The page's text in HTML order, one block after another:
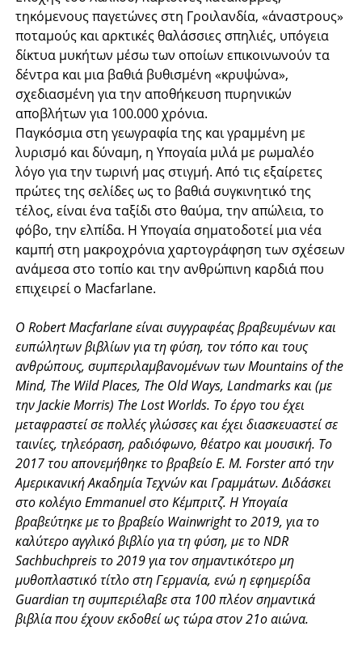
τηκόμενους παγετώνες στη Γροιλανδία, «άναστρους»
ποταμούς και αρκτικές θαλάσσιες σπηλιές, υπόγεια
δίκτυα μυκήτων μέσω των οποίων επικοινωνούν τα
δέντρα και μια βαθιά βυθισμένη «κρυψώνα»,
σχεδιασμένη για την αποθήκευση πυρηνικών
αποβλήτων για 100.000 χρόνια.
Παγκόσμια στη γεωγραφία της και γραμμένη με
λυρισμό και δύναμη, η Υπογαία μιλά με ρωμαλέο
λόγο για την τωρινή μας στιγμή. Από τις εξαίρετες
πρώτες της σελίδες ως το βαθιά συγκινητικό της
τέλος, είναι ένα ταξίδι στο θαύμα, την απώλεια, το
φόβο, την ελπίδα. Η Υπογαία σηματοδοτεί μια νέα
καμπή στη μακροχρόνια χαρτογράφηση των σχέσεων
ανάμεσα στο τοπίο και την ανθρώπινη καρδιά που
επιχειρεί ο Macfarlane.
Ο Robert Macfarlane είναι συγγραφέας βραβευμένων και
ευπώλητων βιβλίων για τη φύση, τον τόπο και τους
ανθρώπους, συμπεριλαμβανομένων των Mountains of the
Mind, The Wild Places, The Old Ways, Landmarks και (με
την Jackie Morris) The Lost Worlds. Το έργο του έχει
μεταφραστεί σε πολλές γλώσσες και έχει διασκευαστεί σε
ταινίες, τηλεόραση, ραδιόφωνο, θέατρο και μουσική. Το
2017 του απονεμήθηκε το βραβείο E. M. Forster από την
Αμερικανική Ακαδημία Τεχνών και Γραμμάτων. Διδάσκει
στο κολέγιο Emmanuel στο Κέμπριτζ. Η Υπογαία
βραβεύτηκε με το βραβείο Wainwright το 2019, για το
καλύτερο αγγλικό βιβλίο για τη φύση, με το NDR
Sachbuchpreis το 2019 για τον σημαντικότερο μη
μυθοπλαστικό τίτλο στη Γερμανία, ενώ η εφημερίδα
Guardian τη συμπεριέλαβε στα 100 πλέον σημαντικά
βιβλία που έχουν εκδοθεί ως τώρα στον 21ο αιώνα.